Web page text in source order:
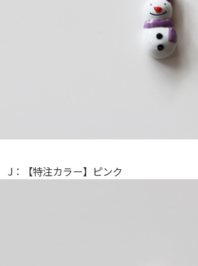
J：【特注カラー】ピンク